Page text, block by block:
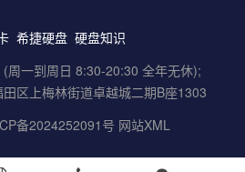
希捷硬盘 硬盘知识
周一到周日 8:30-20:30 全年无休);
区上梅林街道卓越城二期B座1303
备2024252091号 网站XML